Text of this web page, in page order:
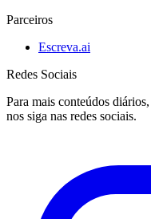
Parceiros
Escreva.ai
Redes Sociais
Para mais conteúdos diários,
nos siga nas redes sociais.